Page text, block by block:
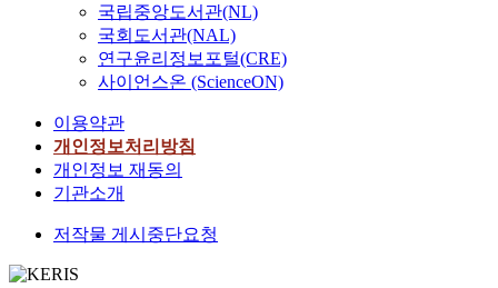
국립중앙도서관(NL)
국회도서관(NAL)
연구윤리정보포털(CRE)
사이언스온 (ScienceON)
이용약관
개인정보처리방침
개인정보 재동의
기관소개
저작물 게시중단요청